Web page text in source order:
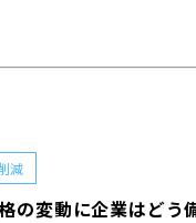
減
の変動に企業はどう